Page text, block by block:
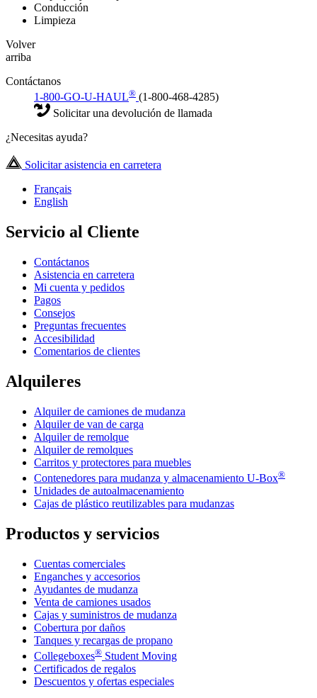
Conducción
Limpieza
Volver
arriba
Contáctanos
1-800-GO-U-HAUL® (1-800-468-4285)
Solicitar una devolución de llamada
¿Necesitas ayuda?
Solicitar asistencia en carretera
Français
English
Servicio al Cliente
Contáctanos
Asistencia en carretera
Mi cuenta y pedidos
Pagos
Consejos
Preguntas frecuentes
Accesibilidad
Comentarios de clientes
Alquileres
Alquiler de camiones de mudanza
Alquiler de van de carga
Alquiler de remolque
Alquiler de remolques
Carritos y protectores para muebles
Contenedores para mudanza y almacenamiento U-Box®
Unidades de autoalmacenamiento
Cajas de plástico reutilizables para mudanzas
Productos y servicios
Cuentas comerciales
Enganches y accesorios
Ayudantes de mudanza
Venta de camiones usados
Cajas y suministros de mudanza
Cobertura por daños
Tanques y recargas de propano
Collegeboxes® Student Moving
Certificados de regalos
Descuentos y ofertas especiales